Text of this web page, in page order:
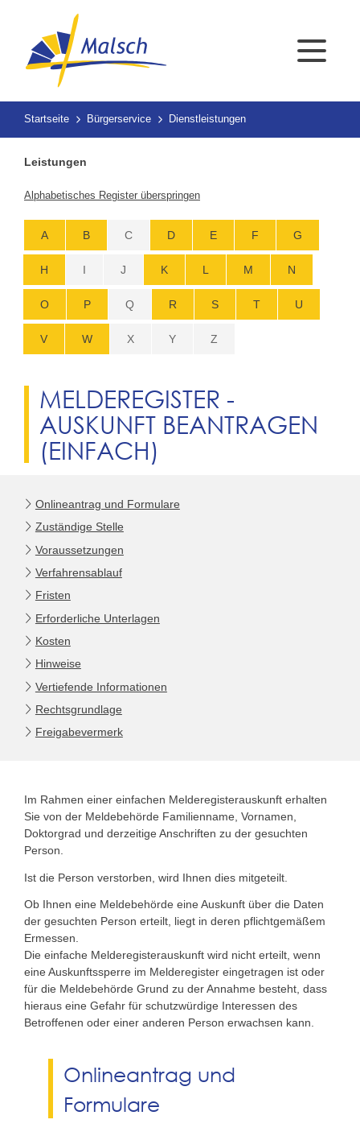
Startseite Bürgerservice Dienstleistungen
Leistungen
Alphabetisches Register überspringen
A B C D E F G
H I J K L M N
O P Q R S T U
V W X Y Z
MELDEREGISTER -
AUSKUNFT BEANTRAGEN
(EINFACH)
Onlineantrag und Formulare
Zuständige Stelle
Voraussetzungen
Verfahrensablauf
Fristen
Erforderliche Unterlagen
Kosten
Hinweise
Vertiefende Informationen
Rechtsgrundlage
Freigabevermerk
Im Rahmen einer einfachen Melderegisterauskunft erhalten
Sie von der Meldebehörde Familienname, Vornamen,
Doktorgrad und derzeitige Anschriften zu der gesuchten
Person.
Ist die Person verstorben, wird Ihnen dies mitgeteilt.
Ob Ihnen eine Meldebehörde eine Auskunft über die Daten
der gesuchten Person erteilt, liegt in deren pflichtgemäßem
Ermessen.
Die einfache Melderegisterauskunft wird nicht erteilt, wenn
eine Auskunftssperre im Melderegister eingetragen ist oder
für die Meldebehörde Grund zu der Annahme besteht, dass
hieraus eine Gefahr für schutzwürdige Interessen des
Betroffenen oder einer anderen Person erwachsen kann.
Onlineantrag und
Formulare